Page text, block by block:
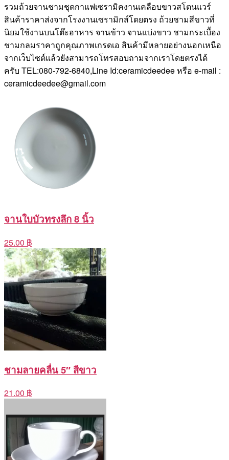
รวมถ้วยจานชามชุดกาแฟเซรามิคงานเคลือบขาวสโตนแวร์
สินค้าราคาส่งจากโรงงานเซรามิกส์โดยตรง ถ้วยชามสีขาวที่
นิยมใช้งานบนโต๊ะอาหาร จานข้าว จานแบ่งขาว ชามกระเบื้อง
ชามกลมราคาถูกคุณภาพเกรดเอ สินค้ามีหลายอย่างนอกเหนือ
จากเว็บไซต์แล้วยังสามารถโทรสอบถามจากเราโดยตรงได้
ครับ TEL:080-792-6840,Line Id:ceramicdeedee หรือ e-mail :
ceramicdeedee@gmail.com
จานใบบัวทรงลึก 8 นิ้ว
25.00 ฿
ชามลายคลื่น 5″ สีขาว
21.00 ฿